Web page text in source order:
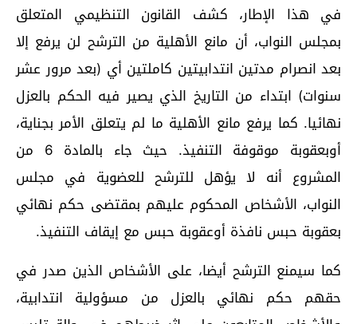
في هذا الإطار، كشف القانون التنظيمي المتعلق
بمجلس النواب، أن مانع الأهلية من الترشح لن يرفع إلا
بعد انصرام مدتين انتدابيتين كاملتين أي (بعد مرور عشر
سنوات) ابتداء من التاريخ الذي يصير فيه الحكم بالعزل
نهائيا. كما يرفع مانع الأهلية ما لم يتعلق الأمر بجناية،
أوبعقوبة موقوفة التنفيذ. حيث جاء بالمادة 6 من
المشروع أنه لا يؤهل للترشح للعضوية في مجلس
النواب، الأشخاص المحكوم عليهم بمقتضى حكم نهائي
بعقوبة حبس نافذة أوعقوبة حبس مع إيقاف التنفيذ.
كما سيمنع الترشح أيضا، على الأشخاص الذين صدر في
حقهم حكم نهائي بالعزل من مسؤولية انتدابية،